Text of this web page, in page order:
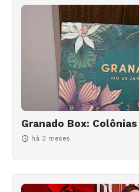
Granado Box:
há 3 meses